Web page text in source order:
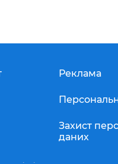
Реклама
Захист
даних